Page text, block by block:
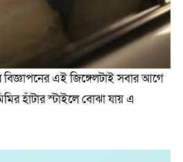
এই জিঙ্গেলটাই সবার আগে
হাঁটার স্টাইলে বোঝা যায় এ